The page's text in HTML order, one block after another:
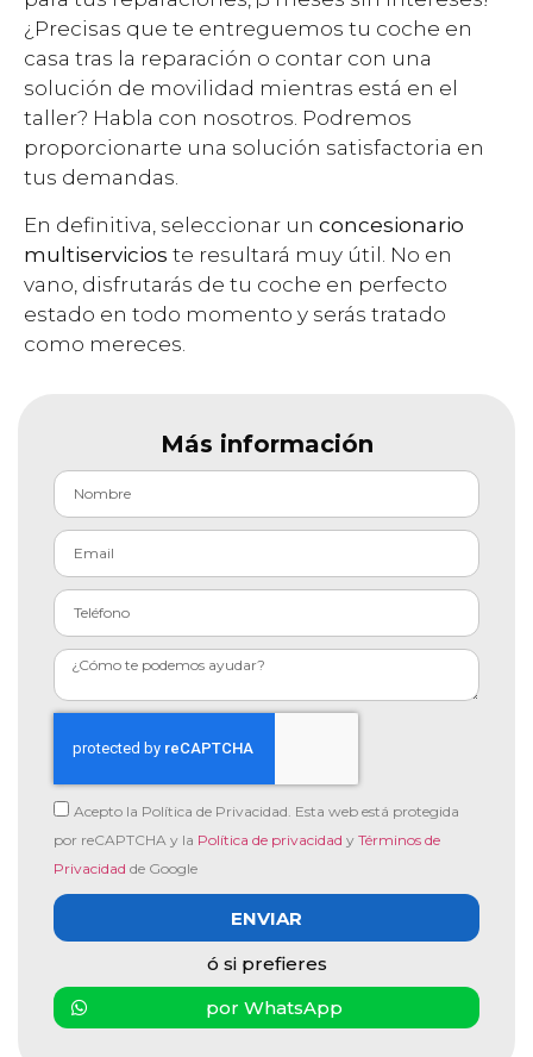
¿Precisas que te entreguemos tu coche en
casa tras la reparación o contar con una
solución de movilidad mientras está en el
taller? Habla con nosotros. Podremos
proporcionarte una solución satisfactoria en
tus demandas.
En definitiva, seleccionar un concesionario
multiservicios te resultará muy útil. No en
vano, disfrutarás de tu coche en perfecto
estado en todo momento y serás tratado
como mereces.
Más información
Acepto la Política de Privacidad. Esta web está protegida
por reCAPTCHA y la Política de privacidad y Términos de
Privacidad de Google
ENVIAR
ó si prefieres
por WhatsApp